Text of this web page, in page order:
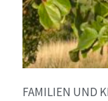
FAMILIEN UND